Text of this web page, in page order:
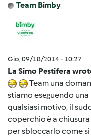
Team Bimby
Gio, 09/18/2014 - 10:27
La Simo Pestifera
Team una
stiamo eseguendo
qualsiasi motivo, il
coperchio è a
per sbloccarlo come